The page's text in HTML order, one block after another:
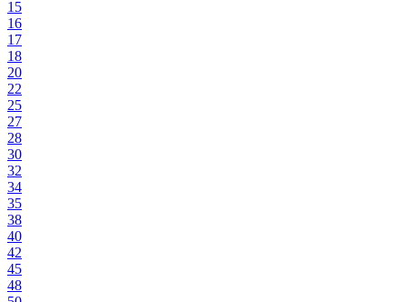
15
16
17
18
20
22
25
27
28
30
32
34
35
38
40
42
45
48